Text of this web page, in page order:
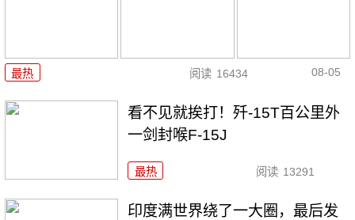
最热 阅读 16434 08-05
看不见就挨打！歼-15T百公里外
一剑封喉F-15J
最热 阅读 13291
印度满世界绕了一大圈，最后发